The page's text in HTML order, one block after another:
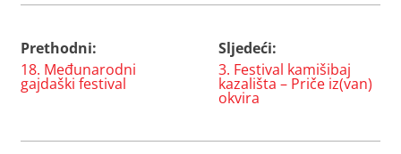
Navigacija
objava
Prethodni:
18. Međunarodni
gajdaški festival
Sljedeći:
3. Festival kamišibaj
kazališta – Priče iz(van)
okvira